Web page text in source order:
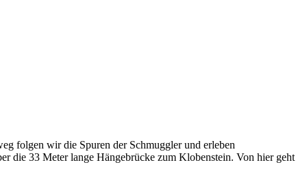
folgen wir die Spuren der Schmuggler und erleben
die 33 Meter lange Hängebrücke zum Klobenstein. Von hier geht